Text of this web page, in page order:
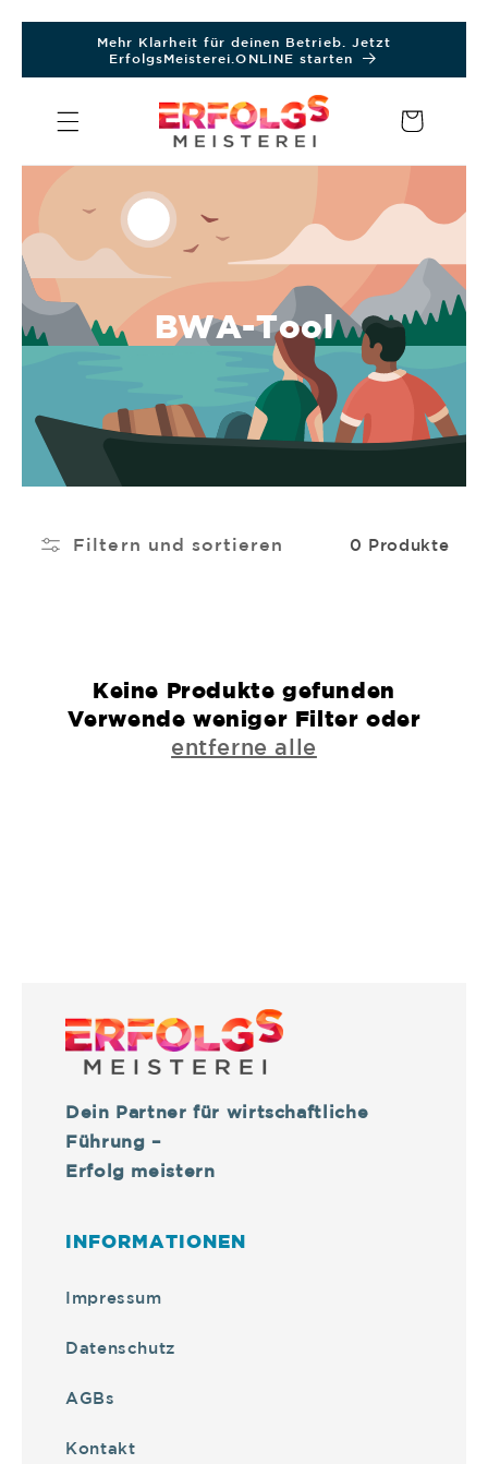
Direkt
Inhalt
Mehr Klarheit für deinen Betrieb. Jetzt
ErfolgsMeisterei.ONLINE starten
Warenkorb
BWA-Tool
Filtern und sortieren 0 Produkte
Keine Produkte gefunden
Verwende weniger Filter oder
entferne alle
Dein Partner für wirtschaftliche
Führung –
Erfolg meistern
INFORMATIONEN
Impressum
Datenschutz
AGBs
Kontakt